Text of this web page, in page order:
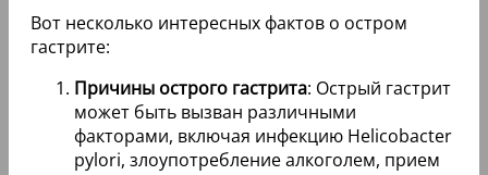
Вот несколько интересных фактов о остром
гастрите:
Причины острого гастрита: Острый гастрит
может быть вызван различными
факторами, включая инфекцию Helicobacter
pylori, злоупотребление алкоголем, прием